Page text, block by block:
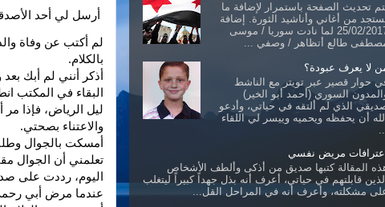
أرسل لي أحد
بالكلام.
والاعتناء بصحتي.
أمسكت بالجوال
تعلمني أن الجوال
اليوم، رددت على
تحديث الصفحة باستمرار لإضافة ما
من أغاني وأناشيد الثورة. إضافة
25/02/2017 لما نادت سوريا / موسى
طالع أتظاهر / وصفي ...
لا يعرف عبودة؟
حوار قصير عبر تويتر مع الناشط
السوري (أحمد أبو الخير)
الذي لم ألتقه في حياتي، وأدعو
الله أن يحفظه ويحميه وييسر لي اللقاء
اعترافات مريض نفسي
المقالة كتبها صديق من أذكى وألطف الأشخاص
قابلتهم في حياتي، أعرف أنه بذل جهداً كبيراً ليتغلب
مشكلته، وأعرف أنه في المراحل القل...